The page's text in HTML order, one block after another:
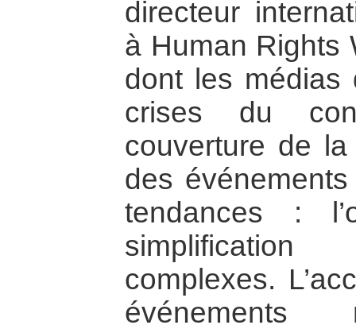
directeur
à Human Rights
dont les médias
crises du
couverture de
des
tendances :
complexes.
événements